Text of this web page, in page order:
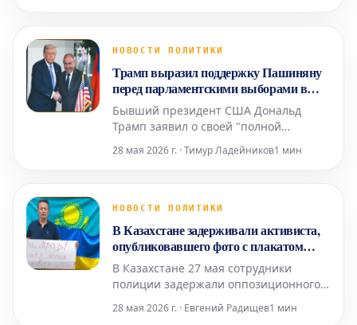
позволяет противнику наносить удары
связи с возросшей угрозой городские
в
НОВОСТИ ПОЛИТИКИ
Трамп выразил поддержку Пашиняну
перед парламентскими выборами в
Армении
Бывший президент США Дональд
Трамп заявил о своей "полной
поддержке" премьер-министра
Армении Никола Пашиняна в
на своей платформе Truth Social Трамп
"большого друга и лидера",
подчеркнув, что т
28 мая 2026 г. · Тимур Ладейников1 мин
НОВОСТИ ПОЛИТИКИ
В Казахстане задерживали активиста,
опубликовавшего фото с плакатом
"Пошел лесом из Казахстана! Слава
Украине!" в день визита Путина
В Казахстане 27 мая сотрудники
полиции задержали оппозиционного
активиста Марата Жанузакова. Об
этом сообщила его дочь Айман
28 мая 2026 г. · Евгений Радищев1 мин